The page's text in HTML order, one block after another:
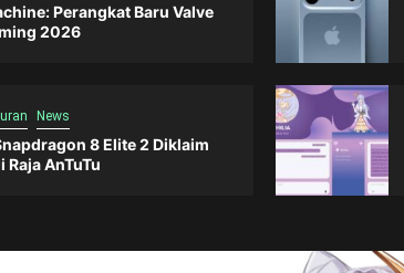
Perangkat Baru Valve
2026
News
8 Elite 2 Diklaim
Raja AnTuTu